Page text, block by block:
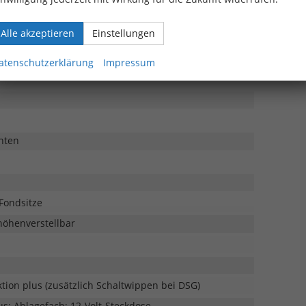
Lendenwirbelstütze für die Vordersitze;
und anklappbar, automatisch abblendend;
plus (zusätzlich Schaltwippen bei DSG)
Alle akzeptieren Einstellungen
Impressum